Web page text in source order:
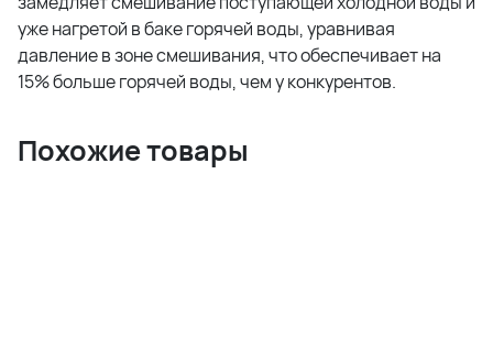
уже нагретой в баке горячей воды, уравнивая
давление в зоне смешивания, что обеспечивает на
15% больше горячей воды, чем у конкурентов.
Похожие товары